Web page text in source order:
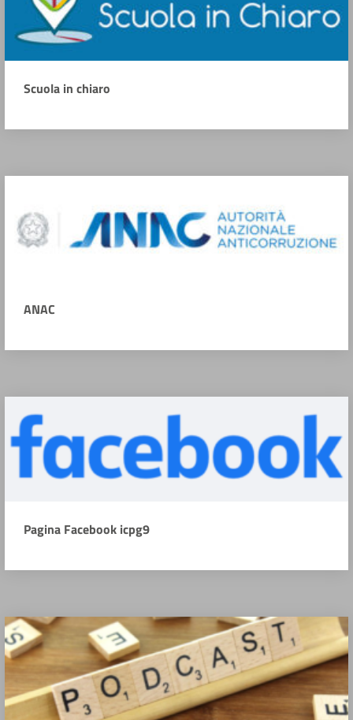
Scuola in chiaro
ANAC
Pagina Facebook icpg9